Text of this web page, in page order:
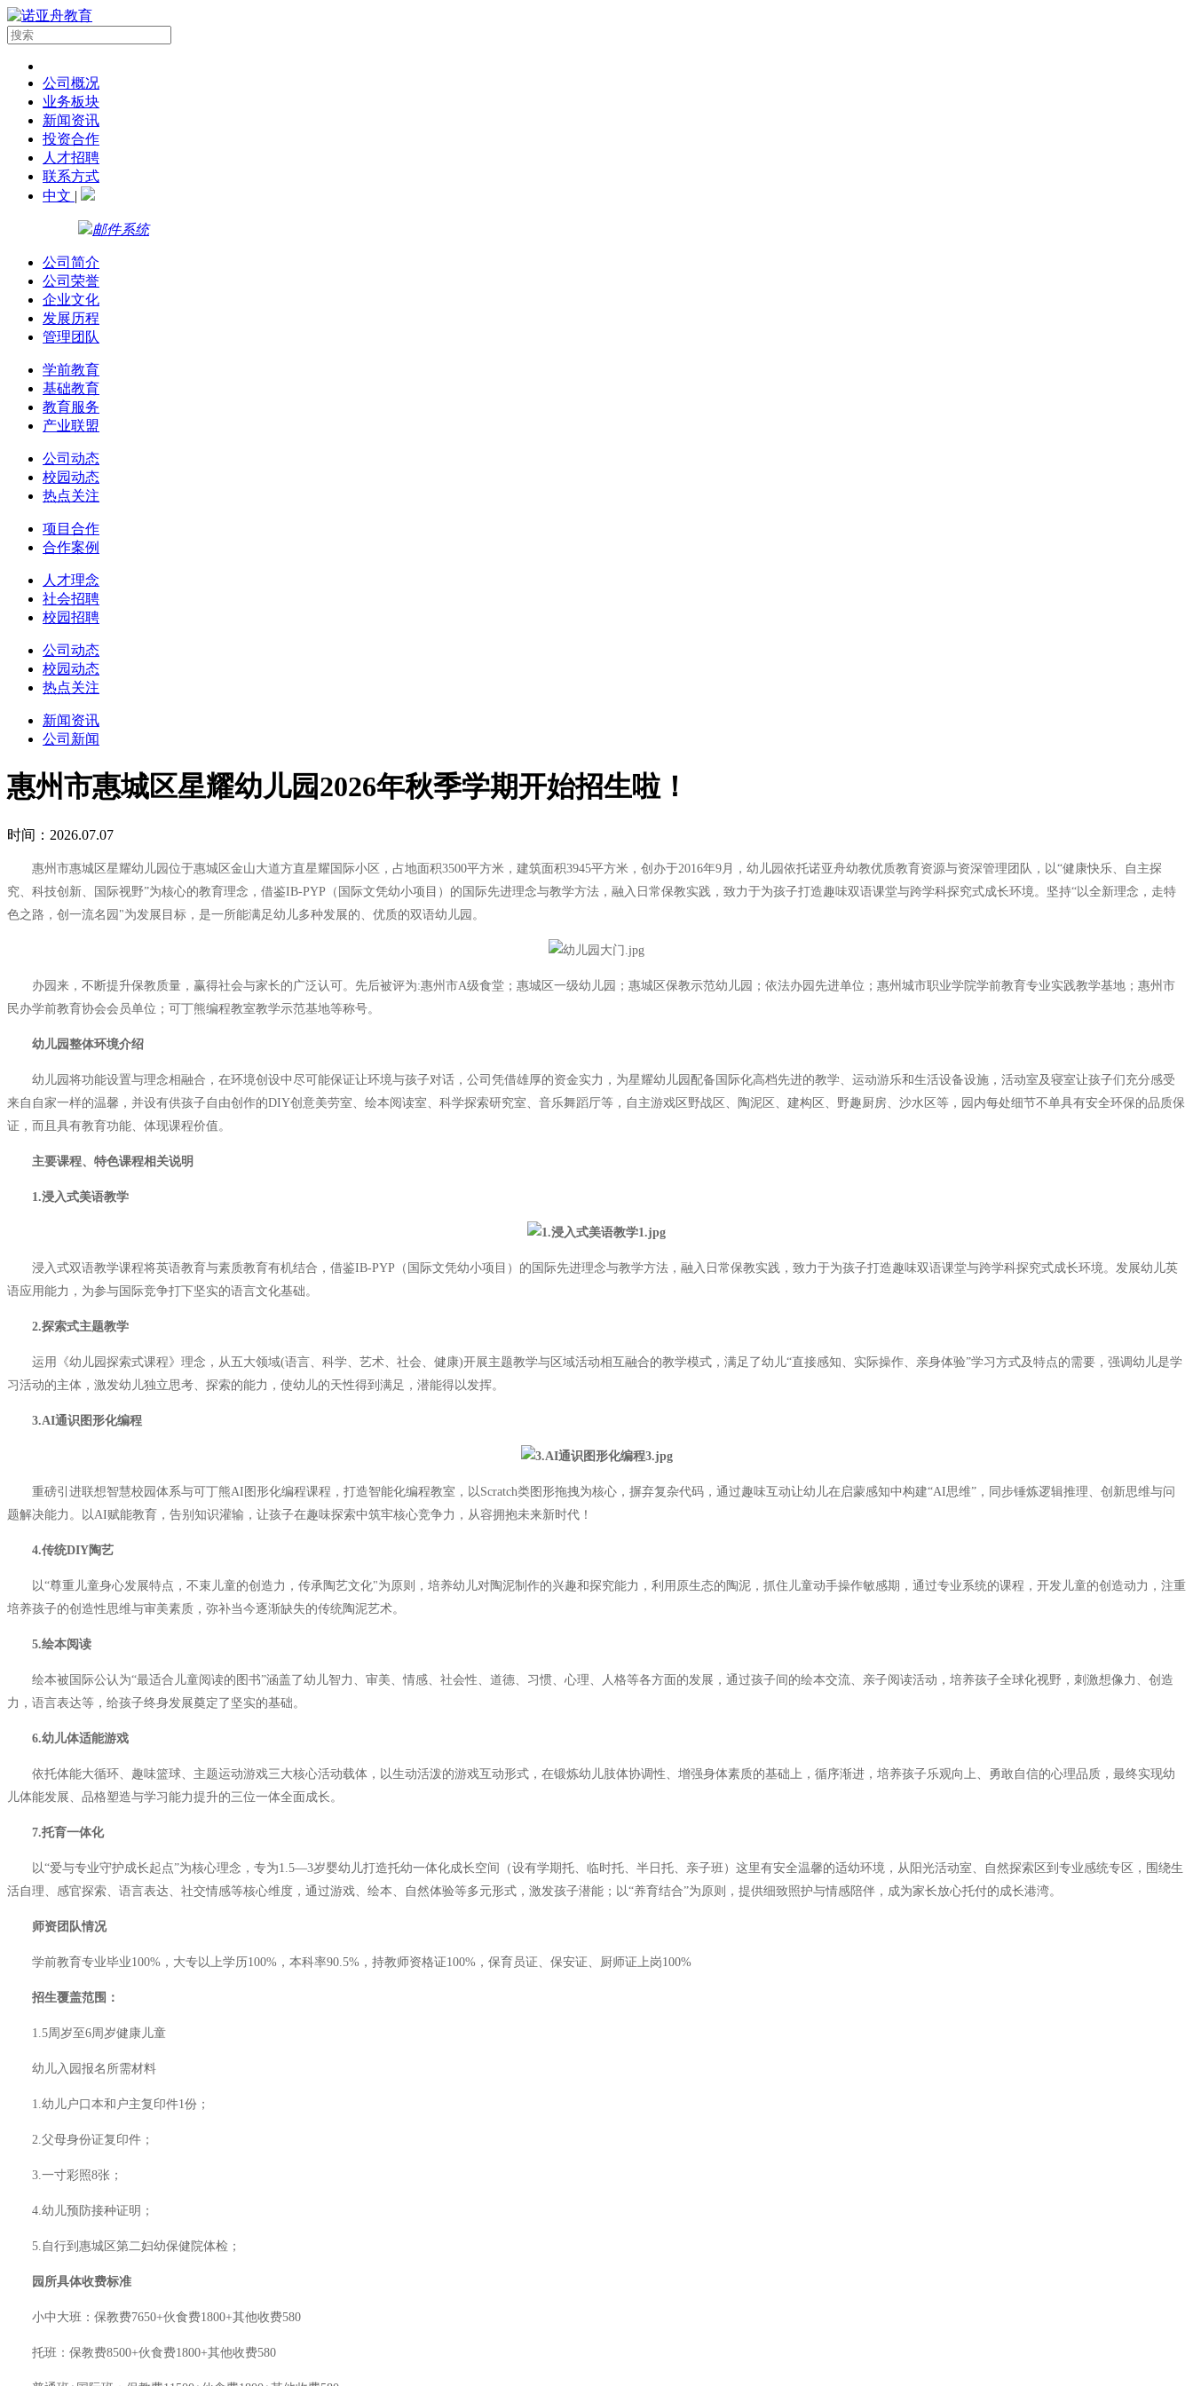
公司概况
业务板块
新闻资讯
投资合作
人才招聘
联系方式
中文 |
邮件系统
公司简介
公司荣誉
企业文化
发展历程
管理团队
学前教育
基础教育
教育服务
产业联盟
公司动态
校园动态
热点关注
项目合作
合作案例
人才理念
社会招聘
校园招聘
公司动态
校园动态
热点关注
新闻资讯
公司新闻
惠州市惠城区星耀幼儿园2026年秋季学期开始招生啦！
时间：2026.07.07
惠州市惠城区星耀幼儿园位于惠城区金山大道方直星耀国际小区，占地面积3500平方米，建筑面积3945平方米，创办于2016年9月，幼儿园依托诺亚舟幼教优质教育资源与资深管理团队，以“健康快乐、自主探
究、科技创新、国际视野”为核心的教育理念，借鉴IB-PYP（国际文凭幼小项目）的国际先进理念与教学方法，融入日常保教实践，致力于为孩子打造趣味双语课堂与跨学科探究式成长环境。坚持“以全新理念，走特
色之路，创一流名园"为发展目标，是一所能满足幼儿多种发展的、优质的双语幼儿园。
办园来，不断提升保教质量，赢得社会与家长的广泛认可。先后被评为:惠州市A级食堂；惠城区一级幼儿园；惠城区保教示范幼儿园；依法办园先进单位；惠州城市职业学院学前教育专业实践教学基地；惠州市
民办学前教育协会会员单位；可丁熊编程教室教学示范基地等称号。
幼儿园整体环境介绍
幼儿园将功能设置与理念相融合，在环境创设中尽可能保证让环境与孩子对话，公司凭借雄厚的资金实力，为星耀幼儿园配备国际化高档先进的教学、运动游乐和生活设备设施，活动室及寝室让孩子们充分感受
来自自家一样的温馨，并设有供孩子自由创作的DIY创意美劳室、绘本阅读室、科学探索研究室、音乐舞蹈厅等，自主游戏区野战区、陶泥区、建构区、野趣厨房、沙水区等，园内每处细节不单具有安全环保的品质保
证，而且具有教育功能、体现课程价值。
主要课程、特色课程相关说明
1.浸入式美语教学
浸入式双语教学课程将英语教育与素质教育有机结合，借鉴IB-PYP（国际文凭幼小项目）的国际先进理念与教学方法，融入日常保教实践，致力于为孩子打造趣味双语课堂与跨学科探究式成长环境。发展幼儿英
语应用能力，为参与国际竞争打下坚实的语言文化基础。
2.探索式主题教学
运用《幼儿园探索式课程》理念，从五大领域(语言、科学、艺术、社会、健康)开展主题教学与区域活动相互融合的教学模式，满足了幼儿“直接感知、实际操作、亲身体验”学习方式及特点的需要，强调幼儿是学
习活动的主体，激发幼儿独立思考、探索的能力，使幼儿的天性得到满足，潜能得以发挥。
3.AI通识图形化编程
重磅引进联想智慧校园体系与可丁熊AI图形化编程课程，打造智能化编程教室，以Scratch类图形拖拽为核心，摒弃复杂代码，通过趣味互动让幼儿在启蒙感知中构建“AI思维”，同步锤炼逻辑推理、创新思维与问
题解决能力。以AI赋能教育，告别知识灌输，让孩子在趣味探索中筑牢核心竞争力，从容拥抱未来新时代！
4.传统DIY陶艺
以“尊重儿童身心发展特点，不束儿童的创造力，传承陶艺文化"为原则，培养幼儿对陶泥制作的兴趣和探究能力，利用原生态的陶泥，抓住儿童动手操作敏感期，通过专业系统的课程，开发儿童的创造动力，注重
培养孩子的创造性思维与审美素质，弥补当今逐渐缺失的传统陶泥艺术。
5.绘本阅读
绘本被国际公认为“最适合儿童阅读的图书”涵盖了幼儿智力、审美、情感、社会性、道德、习惯、心理、人格等各方面的发展，通过孩子间的绘本交流、亲子阅读活动，培养孩子全球化视野，刺激想像力、创造
力，语言表达等，给孩子终身发展奠定了坚实的基础。
6.幼儿体适能游戏
依托体能大循环、趣味篮球、主题运动游戏三大核心活动载体，以生动活泼的游戏互动形式，在锻炼幼儿肢体协调性、增强身体素质的基础上，循序渐进，培养孩子乐观向上、勇敢自信的心理品质，最终实现幼
儿体能发展、品格塑造与学习能力提升的三位一体全面成长。
7.托育一体化
以“爱与专业守护成长起点”为核心理念，专为1.5—3岁婴幼儿打造托幼一体化成长空间（设有学期托、临时托、半日托、亲子班）这里有安全温馨的适幼环境，从阳光活动室、自然探索区到专业感统专区，围绕生
活自理、感官探索、语言表达、社交情感等核心维度，通过游戏、绘本、自然体验等多元形式，激发孩子潜能；以“养育结合”为原则，提供细致照护与情感陪伴，成为家长放心托付的成长港湾。
师资团队情况
学前教育专业毕业100%，大专以上学历100%，本科率90.5%，持教师资格证100%，保育员证、保安证、厨师证上岗100%
招生覆盖范围：
1.5周岁至6周岁健康儿童
幼儿入园报名所需材料
1.幼儿户口本和户主复印件1份；
2.父母身份证复印件；
3.一寸彩照8张；
4.幼儿预防接种证明；
5.自行到惠城区第二妇幼保健院体检；
园所具体收费标准
小中大班：保教费7650+伙食费1800+其他收费580
托班：保教费8500+伙食费1800+其他收费580